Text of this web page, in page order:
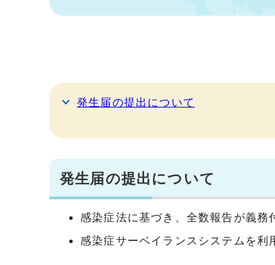
発生届の提出について
発生届の提出について
感染症法に基づき、全数報告が義務
感染症サーベイランスシステムを利